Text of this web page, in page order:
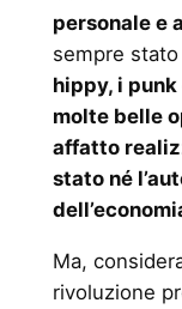
personale e
sempre
hippy, i
molte belle
affatto
stato né
Ma,
rivoluzione